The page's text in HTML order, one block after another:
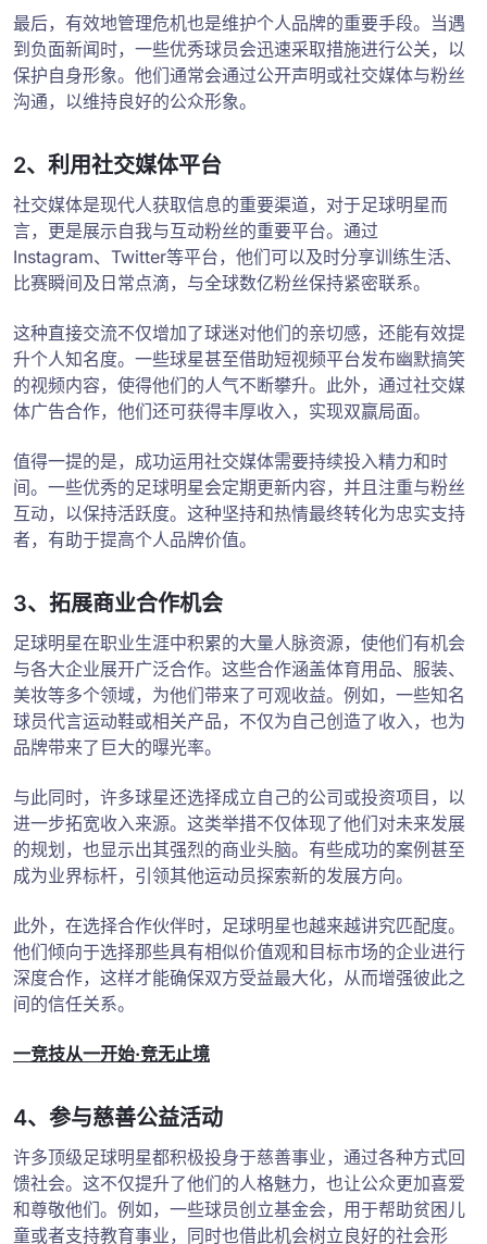
最后，有效地管理危机也是维护个人品牌的重要手段。当遇
到负面新闻时，一些优秀球员会迅速采取措施进行公关，以
保护自身形象。他们通常会通过公开声明或社交媒体与粉丝
沟通，以维持良好的公众形象。
2、利用社交媒体平台
社交媒体是现代人获取信息的重要渠道，对于足球明星而
言，更是展示自我与互动粉丝的重要平台。通过
Instagram、Twitter等平台，他们可以及时分享训练生活、
比赛瞬间及日常点滴，与全球数亿粉丝保持紧密联系。
这种直接交流不仅增加了球迷对他们的亲切感，还能有效提
升个人知名度。一些球星甚至借助短视频平台发布幽默搞笑
的视频内容，使得他们的人气不断攀升。此外，通过社交媒
体广告合作，他们还可获得丰厚收入，实现双赢局面。
值得一提的是，成功运用社交媒体需要持续投入精力和时
间。一些优秀的足球明星会定期更新内容，并且注重与粉丝
互动，以保持活跃度。这种坚持和热情最终转化为忠实支持
者，有助于提高个人品牌价值。
3、拓展商业合作机会
足球明星在职业生涯中积累的大量人脉资源，使他们有机会
与各大企业展开广泛合作。这些合作涵盖体育用品、服装、
美妆等多个领域，为他们带来了可观收益。例如，一些知名
球员代言运动鞋或相关产品，不仅为自己创造了收入，也为
品牌带来了巨大的曝光率。
与此同时，许多球星还选择成立自己的公司或投资项目，以
进一步拓宽收入来源。这类举措不仅体现了他们对未来发展
的规划，也显示出其强烈的商业头脑。有些成功的案例甚至
成为业界标杆，引领其他运动员探索新的发展方向。
此外，在选择合作伙伴时，足球明星也越来越讲究匹配度。
他们倾向于选择那些具有相似价值观和目标市场的企业进行
深度合作，这样才能确保双方受益最大化，从而增强彼此之
间的信任关系。
一竞技从一开始·竞无止境
4、参与慈善公益活动
许多顶级足球明星都积极投身于慈善事业，通过各种方式回
馈社会。这不仅提升了他们的人格魅力，也让公众更加喜爱
和尊敬他们。例如，一些球员创立基金会，用于帮助贫困儿
童或者支持教育事业，同时也借此机会树立良好的社会形